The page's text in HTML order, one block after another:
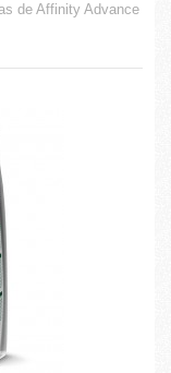
de Affinity Advance